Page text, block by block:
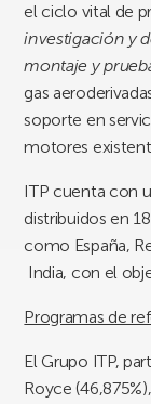
el ciclo vital de
investigación y
montaje y
gas
soporte en
motores
ITP cuenta con
distribuidos en
como España,
India, con el
Programas de
El Grupo ITP,
Royce